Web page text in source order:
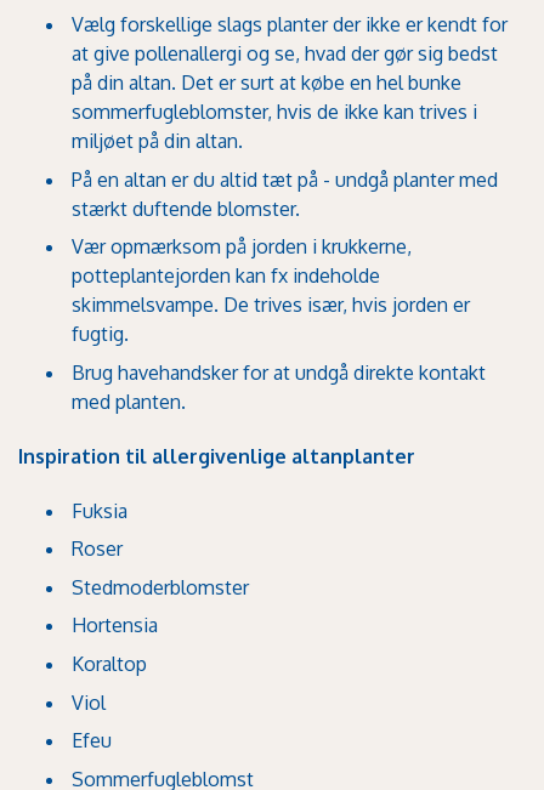
Vælg forskellige slags planter der ikke er kendt for
at give pollenallergi og se, hvad der gør sig bedst
på din altan. Det er surt at købe en hel bunke
sommerfugleblomster, hvis de ikke kan trives i
miljøet på din altan.
På en altan er du altid tæt på - undgå planter med
stærkt duftende blomster.
Vær opmærksom på jorden i krukkerne,
potteplantejorden kan fx indeholde
skimmelsvampe. De trives især, hvis jorden er
fugtig.
Brug havehandsker for at undgå direkte kontakt
med planten.
Inspiration til allergivenlige altanplanter
Fuksia
Roser
Stedmoderblomster
Hortensia
Koraltop
Viol
Efeu
Sommerfugleblomst